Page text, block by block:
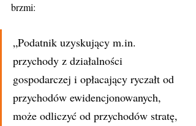
brzmi:
„Podatnik uzyskujący m.in.
przychody z działalności
gospodarczej i opłacający ryczałt od
przychodów ewidencjonowanych,
może odliczyć od przychodów stratę,